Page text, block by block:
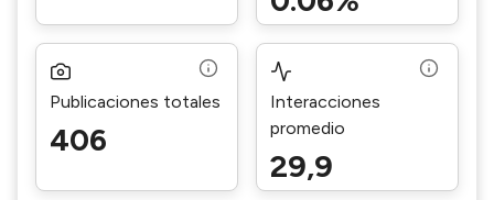
Publicaciones totales
406
Interacciones
promedio
29,9